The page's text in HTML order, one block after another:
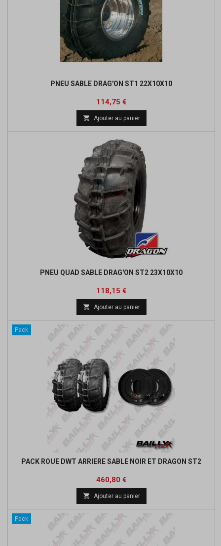
PNEU SABLE DRAG'ON ST1 22X10X10
Prix
114,75 €Prix
de
base
 Ajouter au panier
PNEU QUAD SABLE DRAG'ON ST2 23X10X10
Prix
118,15 €Prix
de
base
 Ajouter au panier
Pack
PACK ROUE DWT ARRIERE SABLE NOIR ET DRAGON ST2
Prix
460,80 €Prix
de
base
 Ajouter au panier
Pack